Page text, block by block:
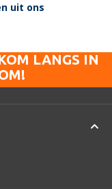
uit ons
LANGS IN